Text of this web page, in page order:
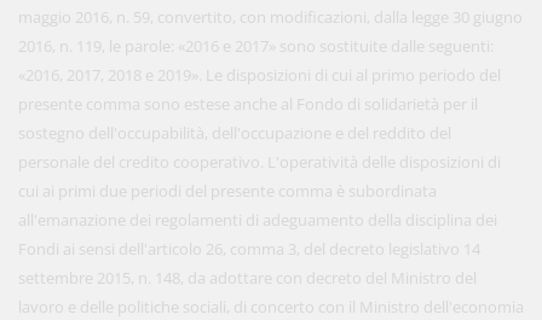
maggio 2016, n. 59, convertito, con modificazioni, dalla legge 30 giugno
2016, n. 119, le parole: «2016 e 2017» sono sostituite dalle seguenti:
«2016, 2017, 2018 e 2019». Le disposizioni di cui al primo periodo del
presente comma sono estese anche al Fondo di solidarietà per il
sostegno dell'occupabilità, dell'occupazione e del reddito del
personale del credito cooperativo. L'operatività delle disposizioni di
cui ai primi due periodi del presente comma è subordinata
all'emanazione dei regolamenti di adeguamento della disciplina dei
Fondi ai sensi dell'articolo 26, comma 3, del decreto legislativo 14
settembre 2015, n. 148, da adottare con decreto del Ministro del
lavoro e delle politiche sociali, di concerto con il Ministro dell'economia